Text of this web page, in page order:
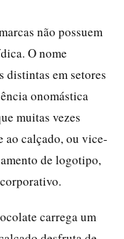
não possuem
O nome
em setores
onomástica
muitas vezes
ao calçado, ou vice-
de logotipo,
carrega um